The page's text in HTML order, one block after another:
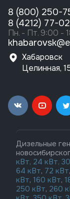
8 (800) 250-
8 (4212) 77-
Пн. - Пт. 9:00 -
Хабаровск
Целинная,
Дизельные
кВт, 24 кВт,
64 кВт, 72 кВт,
кВт, 160 кВт,
250 кВт, 260